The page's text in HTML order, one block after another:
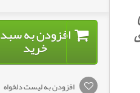
افزودن به سبد
خرید
افزودن به لیست دلخواه